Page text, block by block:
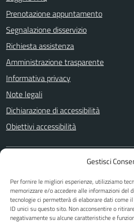
Gestisci
Per fornire le migliori esperienze, utilizziamo
memorizzare e/o accedere alle informazioni del
tecnologie ci permetterà di elaborare dati come
ID unici su questo sito. Non acconsentire o
negativamente su alcune caratteristiche e
Prenotazione appuntamento
Segnalazione disservizio
Richiesta assistenza
Amministrazione trasparente
Informativa privacy
Note legali
Dichiarazione di accessibilità
Obiettivi accessibilità
FacebookTwitter YouTube